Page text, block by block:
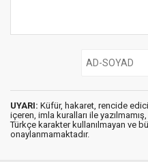
UYARI: Küfür, hakaret, rencide
içeren, imla kuralları ile yazılmamış,
Türkçe karakter kullanılmayan ve
onaylanmamaktadır.